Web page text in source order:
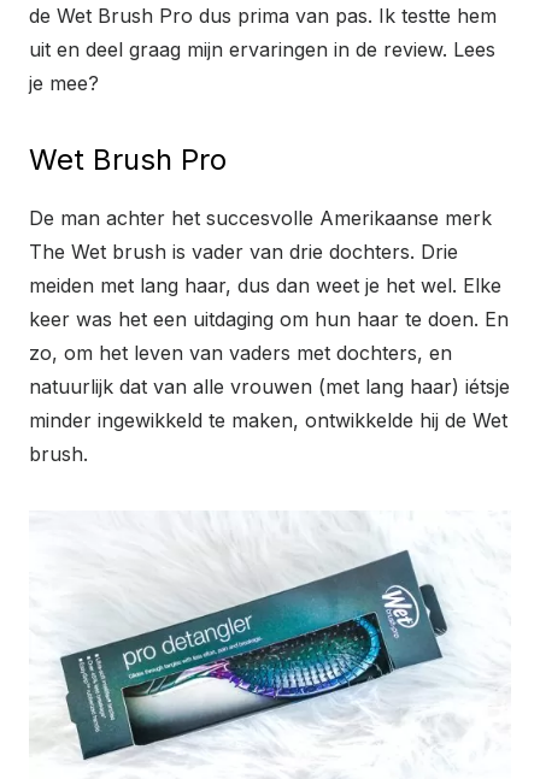
de Wet Brush Pro dus prima van pas. Ik testte hem
uit en deel graag mijn ervaringen in de review. Lees
je mee?
Wet Brush Pro
De man achter het succesvolle Amerikaanse merk
The Wet brush is vader van drie dochters. Drie
meiden met lang haar, dus dan weet je het wel. Elke
keer was het een uitdaging om hun haar te doen. En
zo, om het leven van vaders met dochters, en
natuurlijk dat van alle vrouwen (met lang haar) iétsje
minder ingewikkeld te maken, ontwikkelde hij de Wet
brush.